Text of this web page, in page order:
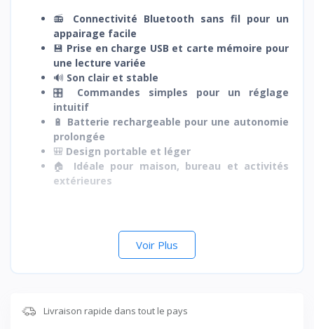
📻 Connectivité Bluetooth sans fil pour un
appairage facile
💾 Prise en charge USB et carte mémoire pour
une lecture variée
🔊 Son clair et stable
🎛️ Commandes simples pour un réglage
intuitif
🔋 Batterie rechargeable pour une autonomie
prolongée
🎒 Design portable et léger
🏠 Idéale pour maison, bureau et activités
extérieures
Voir Plus
Livraison rapide dans tout le pays